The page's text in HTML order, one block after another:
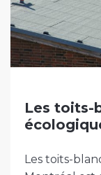
Les toits-
Les toits-